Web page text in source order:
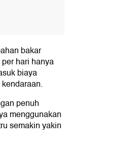
bakar
hari hanya
biaya
penuh
menggunakan
semakin yakin